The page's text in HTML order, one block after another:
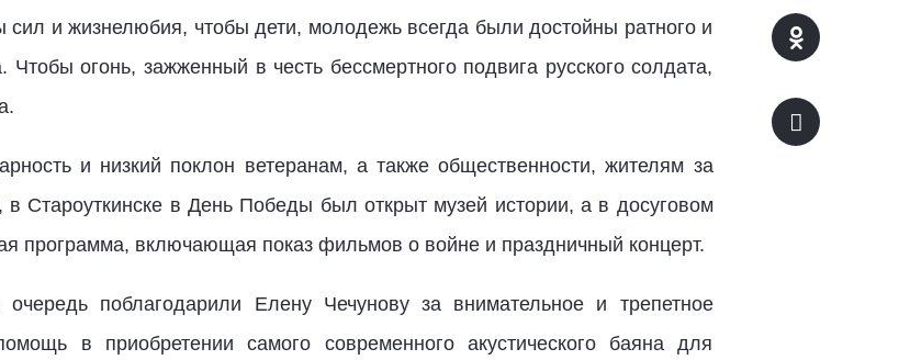
и жизнелюбия, чтобы дети, молодежь всегда были достойны ратного и
Чтобы огонь, зажженный в честь бессмертного подвига русского солдата,
и низкий поклон ветеранам, а также общественности, жителям за
в Староуткинске в День Победы был открыт музей истории, а в досуговом
программа, включающая показ фильмов о войне и праздничный концерт.
поблагодарили Елену Чечунову за внимательное и трепетное
в приобретении самого современного акустического баяна для